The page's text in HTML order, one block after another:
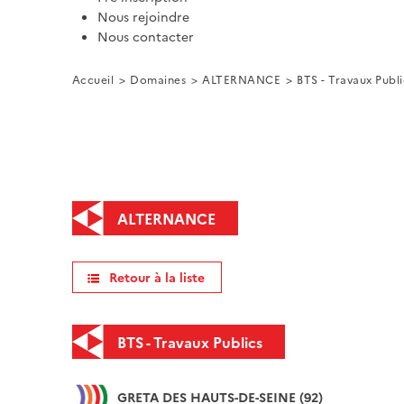
Nous rejoindre
Nous contacter
Accueil Domaines ALTERNANCE BTS - Travaux
ALTERNANCE
Retour à la liste
BTS - Travaux Publics
GRETA DES HAUTS-DE-SEINE (92)